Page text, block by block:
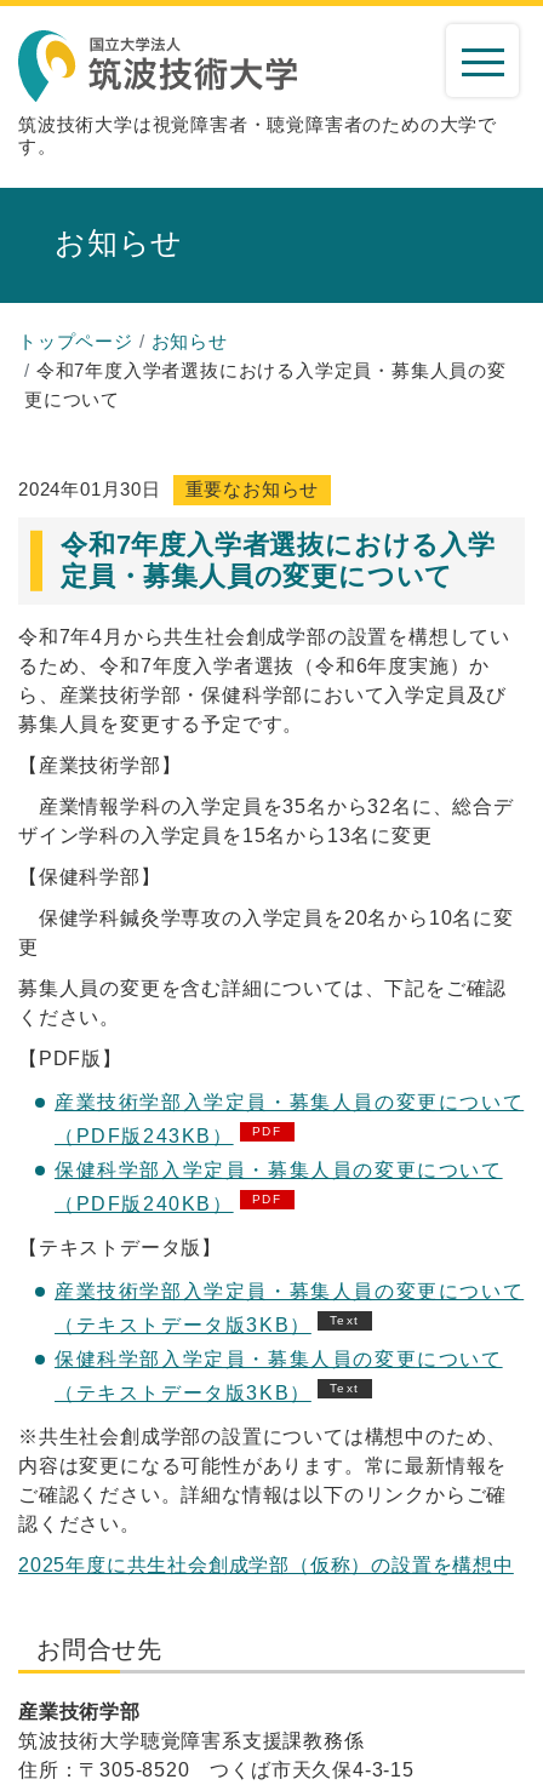
筑波技術大学は視覚障害者・聴覚障害者のための大学で
す。
お知らせ
トップページ
お知らせ
令和7年度入学者選抜における入学定員・募集人員の変
更について
2024年01月30日 重要なお知らせ
令和7年度入学者選抜における入学
定員・募集人員の変更について
令和7年4月から共生社会創成学部の設置を構想してい
るため、令和7年度入学者選抜（令和6年度実施）か
ら、産業技術学部・保健科学部において入学定員及び
募集人員を変更する予定です。
【産業技術学部】
産業情報学科の入学定員を35名から32名に、総合デ
ザイン学科の入学定員を15名から13名に変更
【保健科学部】
保健学科鍼灸学専攻の入学定員を20名から10名に変
更
募集人員の変更を含む詳細については、下記をご確認
ください。
【PDF版】
産業技術学部入学定員・募集人員の変更について
（PDF版243KB）
保健科学部入学定員・募集人員の変更について
（PDF版240KB）
【テキストデータ版】
産業技術学部入学定員・募集人員の変更について
（テキストデータ版3KB）
保健科学部入学定員・募集人員の変更について
（テキストデータ版3KB）
※共生社会創成学部の設置については構想中のため、
内容は変更になる可能性があります。常に最新情報を
ご確認ください。詳細な情報は以下のリンクからご確
認ください。
2025年度に共生社会創成学部（仮称）の設置を構想中
お問合せ先
産業技術学部
筑波技術大学聴覚障害系支援課教務係
住所：〒305-8520 つくば市天久保4-3-15